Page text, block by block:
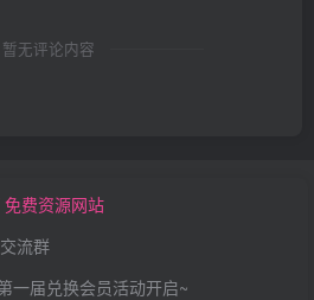
暂无评论内容
费资源网站
流群
一届兑换会员活动开启~